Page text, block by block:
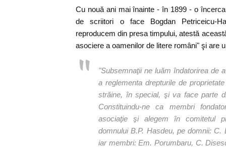
Cu nouă ani mai înainte - în 1899 - o
de scriitori o face Bogdan Petriceicu-
reproducem din presa timpului, atestă
asociere a oamenilor de litere români" şi are
"Subsemnaţii ne luăm îndatorirea de
a reglementa drepturile de
străine, în special, şi va face parte
Constituindu-ne ca membri
asociaţie şi alegem în comitetul
domnului B.P. Hasdeu, pe domnii:
iar membri: Em. Porumbaru, C.